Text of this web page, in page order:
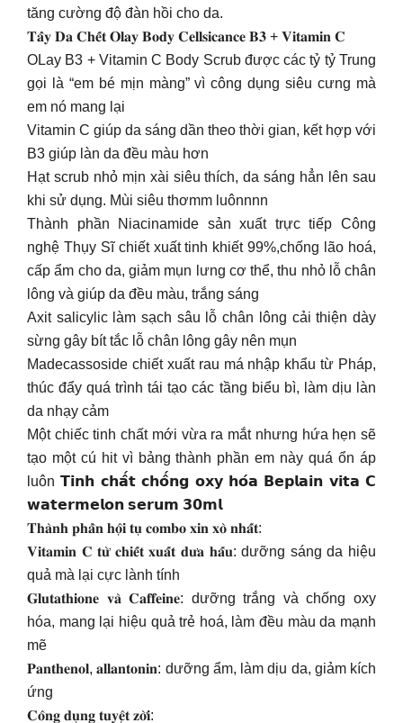
tăng cường độ đàn hồi cho da.
𝐓𝐚̂̉𝐲 𝐃𝐚 𝐂𝐡𝐞̂́𝐭 𝐎𝐥𝐚𝐲 𝐁𝐨𝐝𝐲 𝐂𝐞𝐥𝐥𝐬𝐢𝐜𝐚𝐧𝐜𝐞 𝐁𝟑 + 𝐕𝐢𝐭𝐚𝐦𝐢𝐧 𝐂
OLay B3 + Vitamin C Body Scrub được các tỷ tỷ Trung
gọi là “em bé mịn màng” vì công dụng siêu cưng mà
em nó mang lại
Vitamin C giúp da sáng dần theo thời gian, kết hợp với
B3 giúp làn da đều màu hơn
Hạt scrub nhỏ mịn xài siêu thích, da sáng hẳn lên sau
khi sử dụng. Mùi siêu thơmm luônnnn
Thành phần Niacinamide sản xuất trực tiếp Công
nghệ Thụy Sĩ chiết xuất tinh khiết 99%,chống lão hoá,
cấp ẩm cho da, giảm mụn lưng cơ thể, thu nhỏ lỗ chân
lông và giúp da đều màu, trắng sáng
Axit salicylic làm sạch sâu lỗ chân lông cải thiện dày
sừng gây bít tắc lỗ chân lông gây nên mụn
Madecassoside chiết xuất rau má nhập khẩu từ Pháp,
thúc đẩy quá trình tái tạo các tầng biểu bì, làm dịu làn
da nhạy cảm
Một chiếc tinh chất mới vừa ra mắt nhưng hứa hẹn sẽ
tạo một cú hit vì bảng thành phần em này quá ổn áp
luôn 𝗧𝗶𝗻𝗵 𝗰𝗵𝗮̂́𝘁 𝗰𝗵𝗼̂́𝗻𝗴 𝗼𝘅𝘆 𝗵𝗼́𝗮 𝗕𝗲𝗽𝗹𝗮𝗶𝗻 𝘃𝗶𝘁𝗮 𝗖
𝘄𝗮𝘁𝗲𝗿𝗺𝗲𝗹𝗼𝗻 𝘀𝗲𝗿𝘂𝗺 𝟯𝟬𝗺𝗹
𝐓𝐡𝐚̀𝐧𝐡 𝐩𝐡𝐚̂̀𝐧 𝐡𝐨̣̂𝐢 𝐭𝐮̣ 𝐜𝐨𝐦𝐛𝐨 𝐱𝐢𝐧 𝐱𝐨̀ 𝐧𝐡𝐚̂́𝐭:
𝐕𝐢𝐭𝐚𝐦𝐢𝐧 𝐂 𝐭𝐮̛̀ 𝐜𝐡𝐢𝐞̂́𝐭 𝐱𝐮𝐚̂́𝐭 𝐝𝐮̛𝐚 𝐡𝐚̂́𝐮: dưỡng sáng da hiệu
quả mà lại cực lành tính
𝐆𝐥𝐮𝐭𝐚𝐭𝐡𝐢𝐨𝐧𝐞 𝐯𝐚̀ 𝐂𝐚𝐟𝐟𝐞𝐢𝐧𝐞: dưỡng trắng và chống oxy
hóa, mang lại hiệu quả trẻ hoá, làm đều màu da mạnh
mẽ
𝐏𝐚𝐧𝐭𝐡𝐞𝐧𝐨𝐥, 𝐚𝐥𝐥𝐚𝐧𝐭𝐨𝐧𝐢𝐧: dưỡng ẩm, làm dịu da, giảm kích
ứng
𝐂𝐨̂𝐧𝐠 𝐝𝐮̣𝐧𝐠 𝐭𝐮𝐲𝐞̣̂𝐭 𝐳𝐨̛̀𝐢: